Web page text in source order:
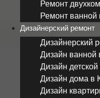
Ремонт
Ремонт ванной
Дизайнерский ремонт
Дизайнерский
Дизайн ванной
Дизайн
Дизайн дома в
Дизайн